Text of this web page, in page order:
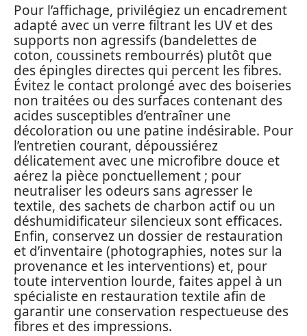
Pour l’affichage, privilégiez un encadrement
adapté avec un verre filtrant les UV et des
supports non agressifs (bandelettes de
coton, coussinets rembourrés) plutôt que
des épingles directes qui percent les fibres.
Évitez le contact prolongé avec des boiseries
non traitées ou des surfaces contenant des
acides susceptibles d’entraîner une
décoloration ou une patine indésirable. Pour
l’entretien courant, dépoussiérez
délicatement avec une microfibre douce et
aérez la pièce ponctuellement ; pour
neutraliser les odeurs sans agresser le
textile, des sachets de charbon actif ou un
déshumidificateur silencieux sont efficaces.
Enfin, conservez un dossier de restauration
et d’inventaire (photographies, notes sur la
provenance et les interventions) et, pour
toute intervention lourde, faites appel à un
spécialiste en restauration textile afin de
garantir une conservation respectueuse des
fibres et des impressions.